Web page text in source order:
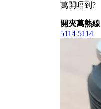
萬開唔到?
開夾萬熱線
5114 5114